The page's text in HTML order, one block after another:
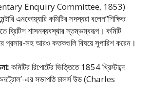
Enquiry Committee, 1853)
এনকোয়্যারি কমিটির সদস্যরা বলেন”শিক্ষিত
ব্রিটিশ শাসনব্যবস্থার স্তম্ভম্বরূপ। কমিটি
প্রসার-সহ আরও কতকগুলি বিষয়ে সুপারিশ করেন।
কমিটির রিপাের্টের ভিত্তিতে 1854 খ্রিস্টাব্দে
এর সভাপতি চালর্স উড (Charles